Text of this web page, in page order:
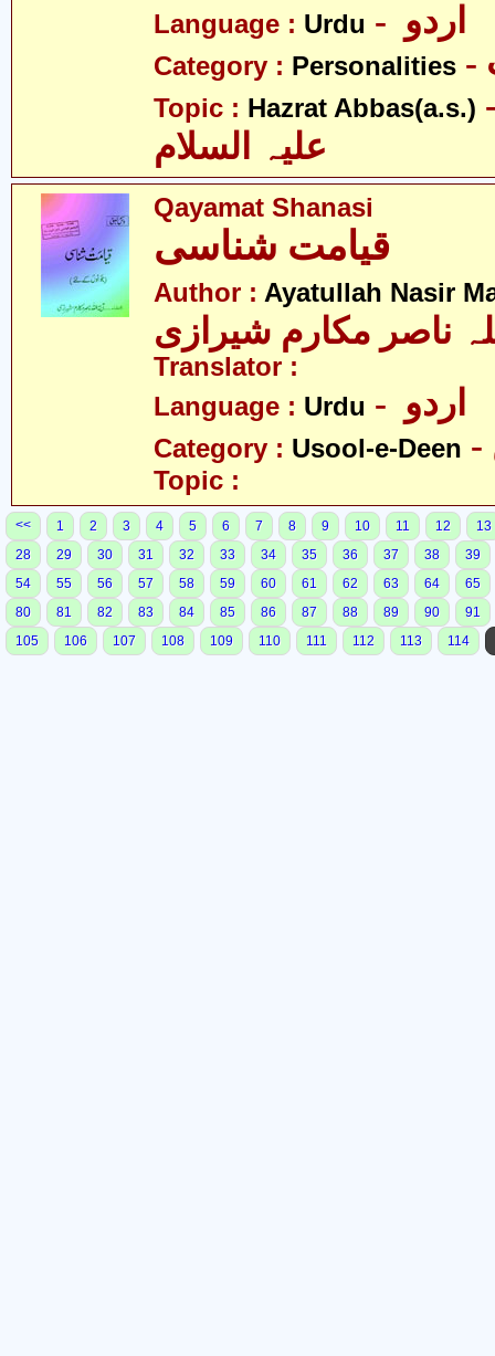
Language : Urdu
Category : Personalities
Topic : Hazrat Abbas(a.s.)
علیہ السلام
Qayamat Shanasi
قیامت شناسی
Author : Ayatullah Nasir
ناصر مکارم شیرازی
Translator :
Language : Urdu
Category : Usool-e-Deen
Topic :
<< 1 2 3 4 5 6 7 8 9 10 11 12
13
28
29 30 31 32 33 34 35 36 37 38
39
54
55 56 57 58 59 60 61 62 63 64
65
80
81 82 83 84 85 86 87 88 89 90
91
105
106 107 108 109 110 111 112 113 114